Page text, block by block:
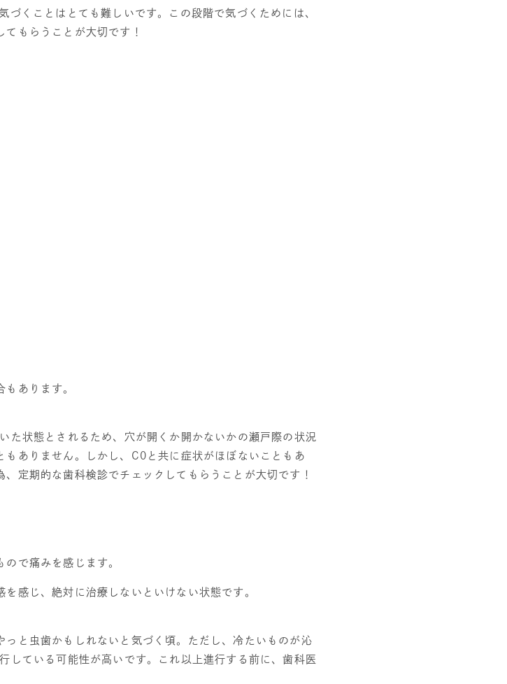
づくことはとても難しいです。この段階で気づくためには、
もらうことが大切です！
あります。
た状態とされるため、穴が開くか開かないかの瀬戸際の状況
ありません。しかし、 C0 と共に症状がほぼないこともあ
定期的な歯科検診でチェックしてもらうことが大切です！
ので痛みを感じます。
感じ、絶対に治療しないといけない状態です。
と虫歯かもしれないと気づく頃。ただし、冷たいものが沁
している可能性が高いです。これ以上進行する前に、歯科医